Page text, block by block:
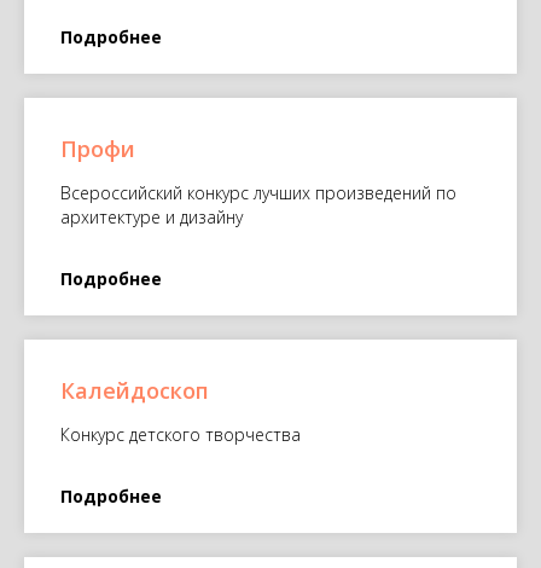
Подробнее
Профи
Всероссийский конкурс лучших произведений по
архитектуре и дизайну
Подробнее
Калейдоскоп
Конкурс детского творчества
Подробнее